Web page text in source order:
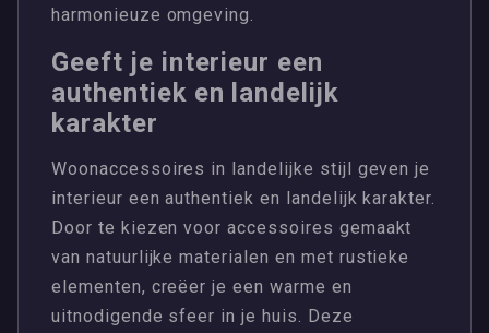
harmonieuze omgeving.
Geeft je interieur een
authentiek en landelijk
karakter
Woonaccessoires in landelijke stijl geven je
interieur een authentiek en landelijk karakter.
Door te kiezen voor accessoires gemaakt
van natuurlijke materialen en met rustieke
elementen, creëer je een warme en
uitnodigende sfeer in je huis. Deze